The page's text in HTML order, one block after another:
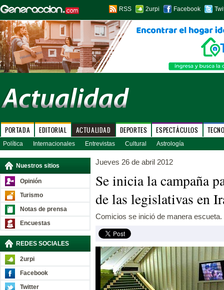
RSS 2urpi Facebook
PORTADA EDITORIAL ACTUALIDAD DEPORTES ESPECTÁCULOS
Política Internacionales Entrevistas Cultural Astrología
Nuestros sitios
Opinión
Turismo
Notas de prensa
Encuestas
REDES SOCIALES
2urpi
Facebook
Twitter
Jueves 26 de abril 2012
Se inicia la campaña
de las legislativas en
Comicios se inició de manera escueta.